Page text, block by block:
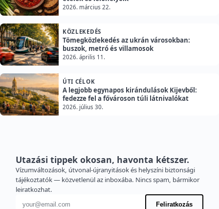
2026. március 22.
KÖZLEKEDÉS
Tömegközlekedés az ukrán városokban:
buszok, metró és villamosok
2026. április 11.
ÚTI CÉLOK
A legjobb egynapos kirándulások Kijevből:
fedezze fel a fővároson túli látnivalókat
2026. július 30.
Utazási tippek okosan, havonta kétszer.
Vízumváltozások, útvonal-újranyitások és helyszíni biztonsági
tájékoztatók — közvetlenül az inboxába. Nincs spam, bármikor
leiratkozhat.
E-mail cím
Feliratkozás